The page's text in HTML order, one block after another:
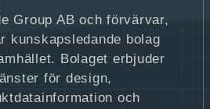
Group AB och förvärvar,
kunskapsledande bolag
Bolaget erbjuder
för design,
och